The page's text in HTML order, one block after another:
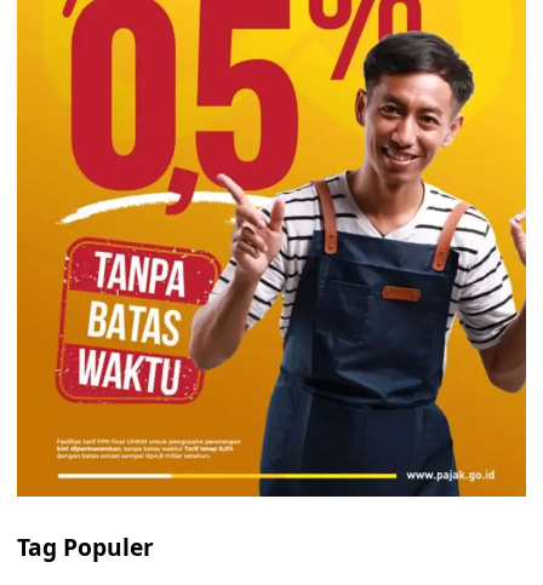
Tag Populer